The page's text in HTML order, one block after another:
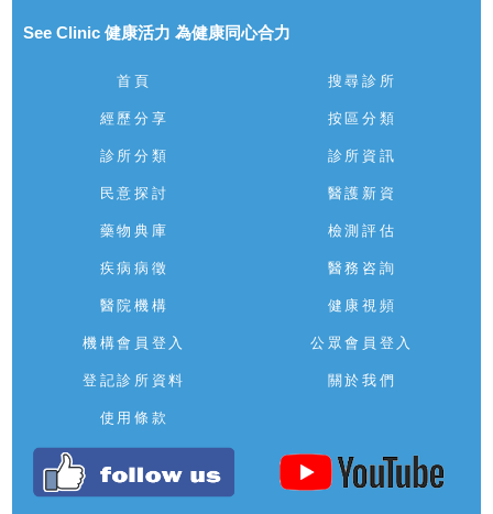
See Clinic 健康活力 為健康同心合力
首頁 搜尋診所
經歷分享 按區分類
診所分類 診所資訊
民意探討 醫護新資
藥物典庫 檢測評估
疾病病徵 醫務咨詢
醫院機構 健康視頻
機構會員登入 公眾會員登入
登記診所資料 關於我們
使用條款